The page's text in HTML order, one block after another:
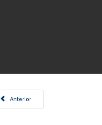
Artículo anterior: Convocatoria
Anterior